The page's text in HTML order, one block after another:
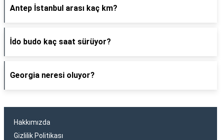
Antep İstanbul arası kaç km?
İdo budo kaç saat sürüyor?
Georgia neresi oluyor?
Hakkımızda
Gizlilik Politikası